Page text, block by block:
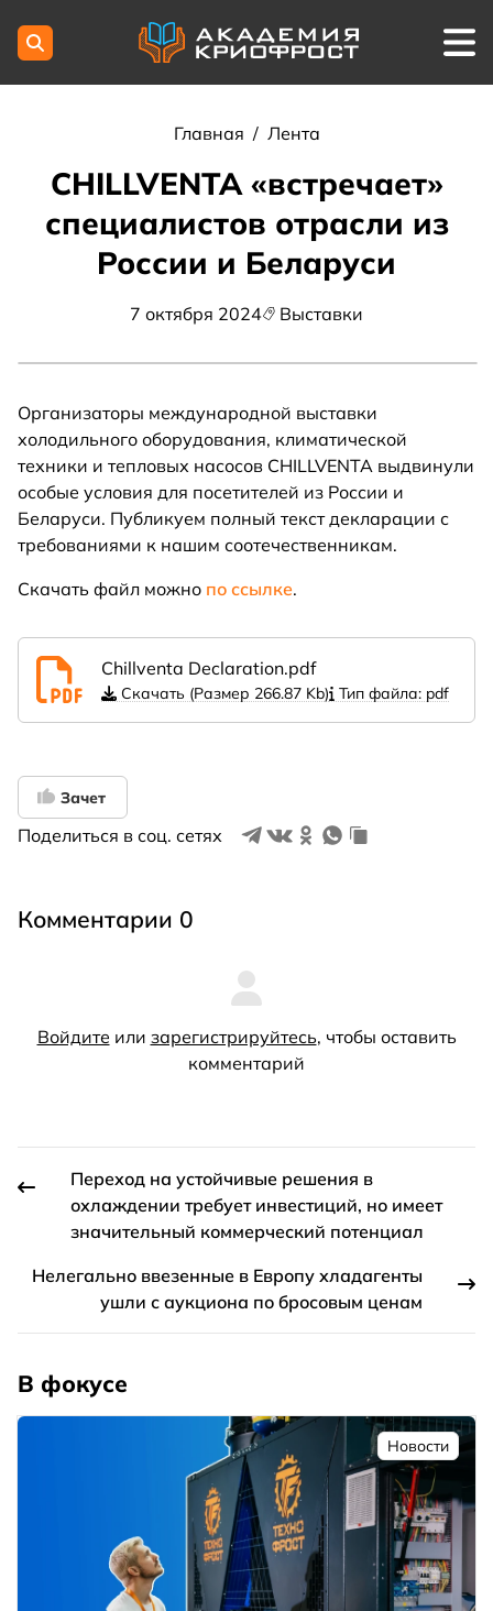
Главная / Лента
CHILLVENTA «встречает»
специалистов отрасли из
России и Беларуси
7 октября 2024 Выставки
Организаторы международной выставки
холодильного оборудования, климатической
техники и тепловых насосов CHILLVENTA выдвинули
особые условия для посетителей из России и
Беларуси. Публикуем полный текст декларации с
требованиями к нашим соотечественникам.
Скачать файл можно по ссылке.
Chillventa Declaration.pdf
Скачать (Размер 266.87 Kb) Тип файла: pdf
Зачет
Поделиться в соц. сетях
Комментарии 0
Войдите или зарегистрируйтесь, чтобы оставить
комментарий
Переход на устойчивые решения в
охлаждении требует инвестиций, но имеет
значительный коммерческий потенциал
Нелегально ввезенные в Европу хладагенты
ушли с аукциона по бросовым ценам
В фокусе
Новости